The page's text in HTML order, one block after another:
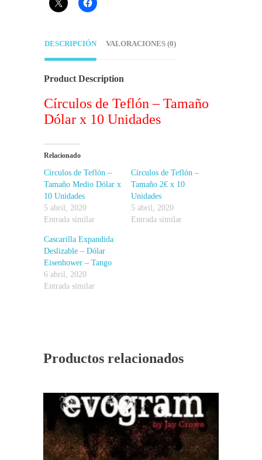
DESCRIPCIÓN VALORACIONES (0)
Product Description
Círculos de Teflón – Tamaño
Dólar x 10 Unidades
Relacionado
Círculos de Teflón –
Tamaño Medio Dólar x
10 Unidades
5 abril, 2020
Entrada similar
Círculos de Teflón –
Tamaño 2€ x 10
Unidades
5 abril, 2020
Entrada similar
Cascarilla Expandida
Deslizable – Dólar
Eisenhower – Tango
6 abril, 2020
Entrada similar
Productos relacionados